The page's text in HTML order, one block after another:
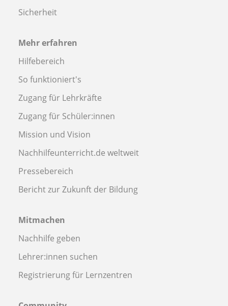
Sicherheit
Mehr erfahren
Hilfebereich
So funktioniert's
Zugang für Lehrkräfte
Zugang für Schüler:innen
Mission und Vision
Nachhilfeunterricht.de weltweit
Pressebereich
Bericht zur Zukunft der Bildung
Mitmachen
Nachhilfe geben
Lehrer:innen suchen
Registrierung für Lernzentren